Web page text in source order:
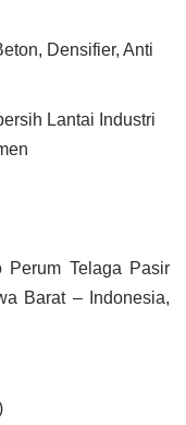
Densifier, Anti
Lantai Industri
Perum Telaga Pasir
Barat – Indonesia,